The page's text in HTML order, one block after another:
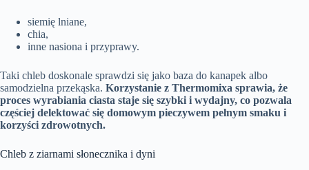
siemię lniane,
chia,
inne nasiona i przyprawy.
Taki chleb doskonale sprawdzi się jako baza do kanapek albo
samodzielna przekąska. Korzystanie z Thermomixa sprawia, że
proces wyrabiania ciasta staje się szybki i wydajny, co pozwala
częściej delektować się domowym pieczywem pełnym smaku i
korzyści zdrowotnych.
Chleb z ziarnami słonecznika i dyni